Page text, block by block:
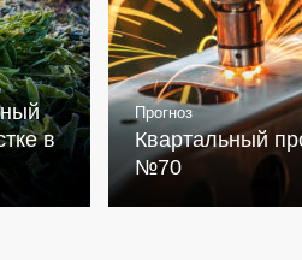
в
Прогноз
Квартальный
№70